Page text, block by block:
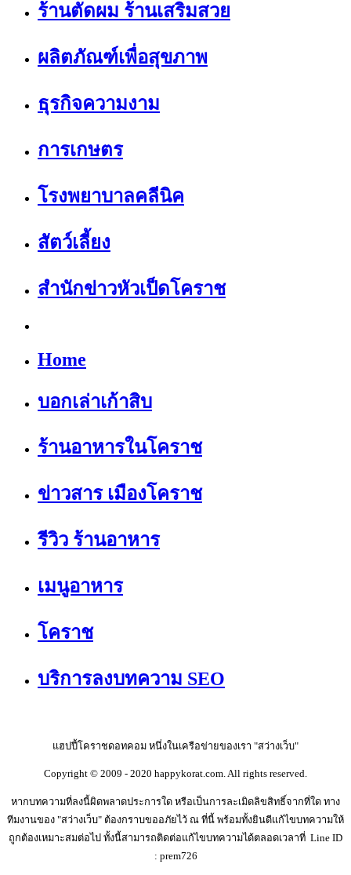
ร้านตัดผม ร้านเสริมสวย
ผลิตภัณฑ์เพื่อสุขภาพ
ธุรกิจความงาม
การเกษตร
โรงพยาบาลคลีนิค
สัตว์เลี้ยง
สำนักข่าวหัวเป็ดโคราช
Home
บอกเล่าเก้าสิบ
ร้านอาหารในโคราช
ข่าวสาร เมืองโคราช
รีวิว ร้านอาหาร
เมนูอาหาร
โคราช
บริการลงบทความ SEO
แฮปปี้โคราชดอทคอม หนึ่งในเครือข่ายของเรา "สว่างเว็บ"
Copyright © 2009 - 2020 happykorat.com. All rights reserved.
หากบทความที่ลงนี้ผิดพลาดประการใด หรือเป็นการละเมิดลิขสิทธิ์จากที่ใด ทาง
ทีมงานของ "สว่างเว็บ" ต้องกราบขออภัยไว้ ณ ที่นี้ พร้อมทั้งยินดีแก้ไขบทความให้
ถูกต้องเหมาะสมต่อไป ทั้งนี้สามารถติดต่อแก้ไขบทความได้ตลอดเวลาที่ Line ID
: prem726